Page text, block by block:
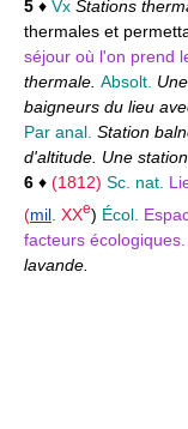
5 ♦ Vx Stations
thermales et
séjour où l'on prend
thermale. Absolt.
baigneurs du lieu
Par anal. Station
d'altitude. Une
6 ♦ (1812) Sc. nat.
(mil XXe) Écol.
facteurs écologiques.
lavande.